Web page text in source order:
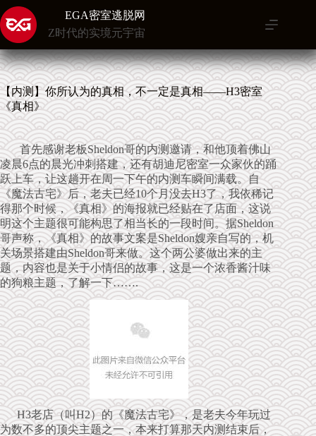
跳
至
内
容
EGA密室逃脱网
Z时代的实境元宇宙
【内测】你所认为的真相，不一定是真相——H3密室
《真相》
首先感谢老板Sheldon哥的内测邀请，和他顶着佛山
凌晨6点的晨光冲刺搭建，还有胡迪尼密室一众家伙的踊
跃上车，让这趟开在周一下午的内测车瞬间满载。自
《魔法古宅》后，老夫已经10个月没去H3了，我依稀记
得那个时候，《真相》的海报就已经贴在了店面，这说
明这个主题很可能构思了相当长的一段时间。据Sheldon
哥声称，《真相》的故事文案是Sheldon嫂亲自写的，机
关场景搭建由Sheldon哥来做。这个两公婆做出来的主
题，内容也是关于小情侣的故事，这是一个浓香酱汁味
的狗粮主题，了解一下…….
H3老店（叫H2）的《魔法古宅》，是老夫今年玩过
为数不多的顶尖主题之一，本来打算那天内测结束后，